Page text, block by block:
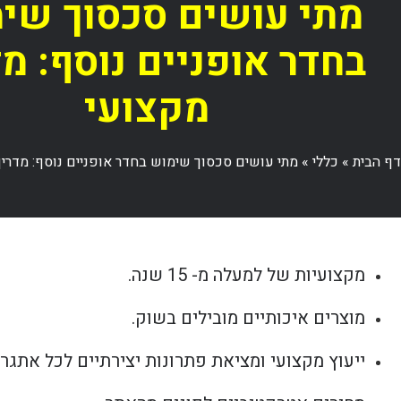
מתי עושים סכסוך
בחדר אופניים נוסף:
מקצועי
דף הבית» כללי » מתי עושים סכסוך שימוש בחדר אופניים נוסף:
מקצועיות של למעלה מ- 15 שנה.
מוצרים איכותיים מובילים בשוק.
ייעוץ מקצועי ומציאת פתרונות יצירתיים לכל